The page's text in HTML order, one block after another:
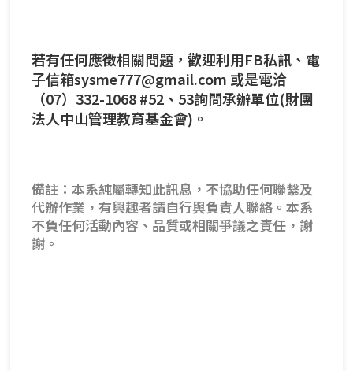
若有任何應徵相關問題，歡迎利用FB私訊、電
子信箱sysme777@gmail.com 或是電洽
（07）332-1068 #52、53詢問承辦單位(財團
法人中山管理教育基金會)。
備註：本系純屬轉知此訊息，不協助任何聯繫及
代辦作業，有興趣者請自行與負責人聯絡。本系
不負任何活動內容、品質或相關爭議之責任，謝
謝。